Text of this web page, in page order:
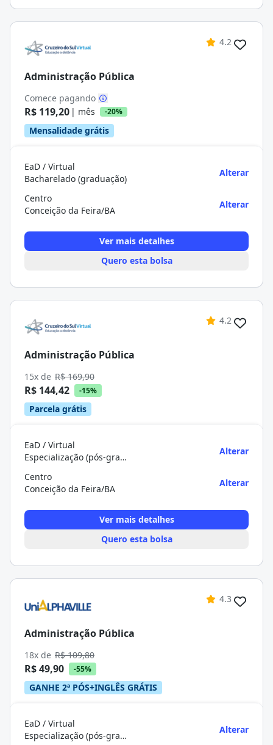
4.2
Administração Pública
Comece pagando
R$ 119,20 | mês -20%
Mensalidade grátis
EaD / Virtual
Bacharelado (graduação)
Alterar
Centro
Conceição da Feira/BA
Alterar
Ver mais detalhes
Quero esta bolsa
4.2
Administração Pública
15x de R$ 169,90
R$ 144,42 -15%
Parcela grátis
EaD / Virtual
Especialização (pós-graduação)
Alterar
Centro
Conceição da Feira/BA
Alterar
Ver mais detalhes
Quero esta bolsa
4.3
Administração Pública
18x de R$ 109,80
R$ 49,90 -55%
GANHE 2ª PÓS+INGLÊS GRÁTIS
EaD / Virtual
Especialização (pós-graduação)
Alterar